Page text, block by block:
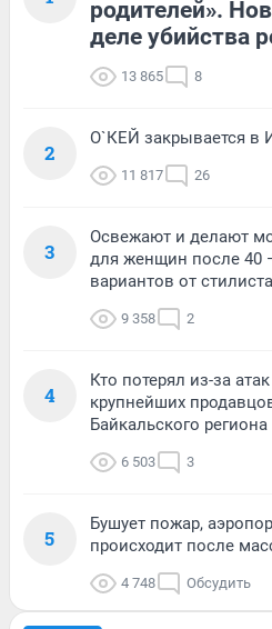
родителей».
деле убийства
13 865 8
2
О`КЕЙ закрывается в
11 817 26
3
Освежают и делают
для женщин после 40
вариантов от стилиста
9 358 2
4
Кто потерял из-за
крупнейших
Байкальского региона
6 503 3
5
Бушует пожар,
происходит после
4 748 Обсудить